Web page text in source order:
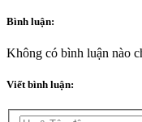
Bình luận:
Không có bình luận nào
Viết bình luận: